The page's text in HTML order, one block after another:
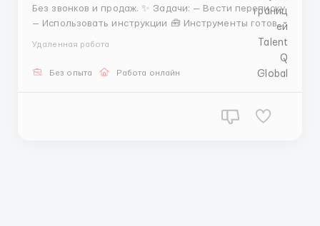
Без звонков и продаж. ✨ Задачи: — Вести переписку
— Использовать инструкции 🧰 Инструменты готовы
Удаленная работа
Без опыта Работа онлайн